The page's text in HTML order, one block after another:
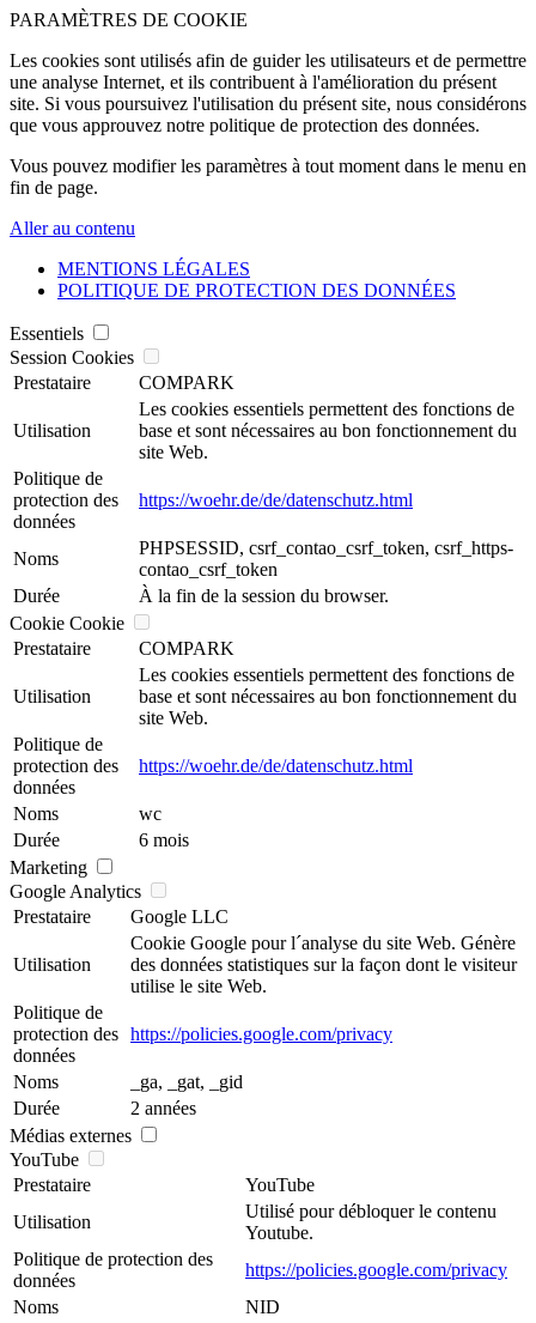
PARAMÈTRES DE COOKIE
Les cookies sont utilisés afin de guider les utilisateurs et de permettre
une analyse Internet, et ils contribuent à l'amélioration du présent
site. Si vous poursuivez l'utilisation du présent site, nous considérons
que vous approuvez notre politique de protection des données.
Vous pouvez modifier les paramètres à tout moment dans le menu en
fin de page.
Aller au contenu
MENTIONS LÉGALES
POLITIQUE DE PROTECTION DES DONNÉES
Essentiels
Session Cookies
Prestataire
COMPARK
Utilisation
Les cookies essentiels permettent des fonctions de
base et sont nécessaires au bon fonctionnement du
site Web.
Politique de
protection des
données
https://woehr.de/de/datenschutz.html
Noms
PHPSESSID, csrf_contao_csrf_token, csrf_https-
contao_csrf_token
Durée
À la fin de la session du browser.
Cookie Cookie
Prestataire
COMPARK
Utilisation
Les cookies essentiels permettent des fonctions de
base et sont nécessaires au bon fonctionnement du
site Web.
Politique de
protection des
données
https://woehr.de/de/datenschutz.html
Noms
wc
Durée
6 mois
Marketing
Google Analytics
Prestataire
Google LLC
Utilisation
Cookie Google pour l´analyse du site Web. Génère
des données statistiques sur la façon dont le visiteur
utilise le site Web.
Politique de
protection des
données
https://policies.google.com/privacy
Noms
_ga, _gat, _gid
Durée
2 années
Médias externes
YouTube
Prestataire
YouTube
Utilisation
Utilisé pour débloquer le contenu
Youtube.
Politique de protection des
données
https://policies.google.com/privacy
Noms
NID